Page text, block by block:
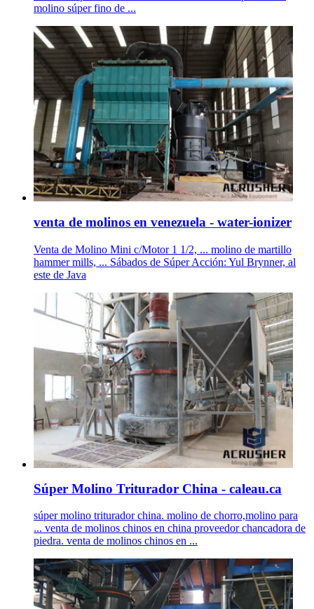
molino súper fino de ...
venta de molinos en venezuela - water-ionizer
Venta de Molino Mini c/Motor 1 1/2, ... molino de martillo
hammer mills, ... Sábados de Súper Acción: Yul Brynner, al
este de Java
Súper Molino Triturador China - caleau.ca
súper molino triturador china. molino de chorro,molino para
... venta de molinos chinos en china proveedor chancadora de
piedra. venta de molinos chinos en ...